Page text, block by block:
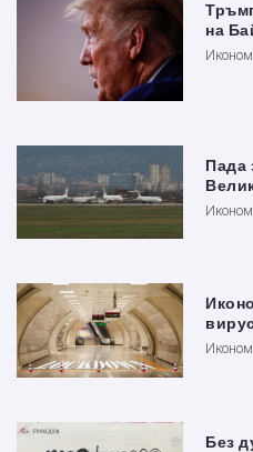
на
Пада
Без